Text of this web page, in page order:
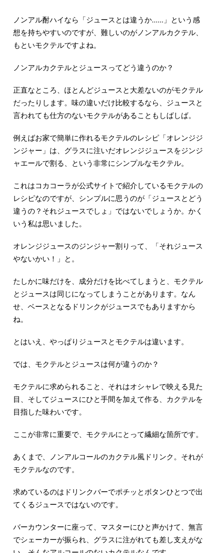
ノンアル酎ハイなら「ジュースとは違うか……」という感
想を持ちやすいのですが、難しいのがノンアルカクテル、
もといモクテルですよね。
ノンアルカクテルとジュースってどう違うのか？
正直なところ、ほとんどジュースと大差ないのがモクテル
だったりします。味の違いだけ比較するなら、ジュースと
言われても仕方のないモクテルがあることもしばしば。
例えばお家で簡単に作れるモクテルのレシピ「オレンジジ
ンジャー」は、グラスに注いだオレンジジュースをジンジ
ャエールで割る、という非常にシンプルなモクテル。
これはコカコーラが公式サイトで紹介しているモクテルの
レシピなのですが、シンプルに思うのが「ジュースとどう
違うの？それジュースでしょ」ではないでしょうか。かく
いう私は思いました。
オレンジジュースのジンジャー割りって、「それジュース
やないかい！」と。
たしかに味だけを、成分だけを比べてしまうと、モクテル
とジュースは同じになってしまうことがあります。なん
せ、ベースとなるドリンクがジュースでもありますから
ね。
とはいえ、やっぱりジュースとモクテルは違います。
では、モクテルとジュースは何が違うのか？
モクテルに求められること、それはオシャレで映える見た
目、そしてジュースにひと手間を加えて作る、カクテルを
目指した味わいです。
ここが非常に重要で、モクテルにとって繊細な箇所です。
あくまで、ノンアルコールのカクテル風ドリンク。それが
モクテルなのです。
求めているのはドリンクバーでポチッとボタンひとつで出
てくるジュースではないのです。
バーカウンターに座って、マスターにひと声かけて、無言
でシェーカーが振られ、グラスに注がれても差し支えがな